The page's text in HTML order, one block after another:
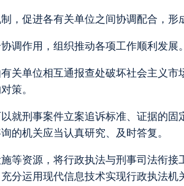
，促进各有关单位之间协调配合，形
调作用，组织推动各项工作顺利发展。
关单位相互通报查处破坏社会主义
策。
就刑事案件立案追诉标准、证据的固
的机关应当认真研究、及时答复。
等资源，将行政执法与刑事司法衔接
分运用现代信息技术实现行政执法机